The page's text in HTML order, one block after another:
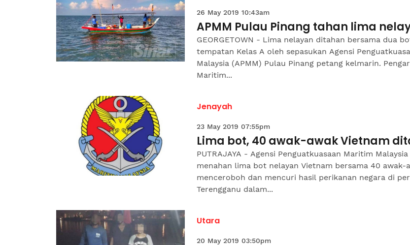
26 May 2019 10:43am
APMM Pulau Pinang tahan lima
GEORGETOWN - Lima nelayan ditahan bersama dua
tempatan Kelas A oleh sepasukan Agensi
Malaysia (APMM) Pulau Pinang petang kelmarin.
Maritim...
Jenayah
23 May 2019 07:55pm
Lima bot, 40 awak-awak Vietnam
PUTRAJAYA - Agensi Penguatkuasaan Maritim Malaysia
menahan lima bot nelayan Vietnam bersama 40 awak-
menceroboh dan mencuri hasil perikanan negara di
Terengganu dalam...
Utara
20 May 2019 03:50pm